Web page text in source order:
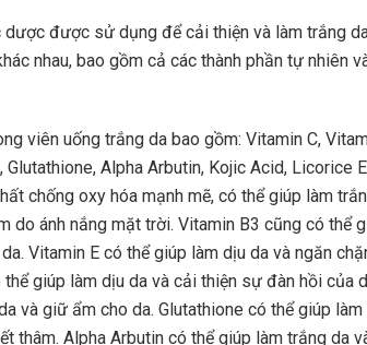
được sử dụng để cải thiện và làm trắng
nhau, bao gồm cả các thành phần tự nhiên
viên uống trắng da bao gồm: Vitamin C,
Alpha Arbutin, Kojic Acid, Licorice
chống oxy hóa mạnh mẽ, có thể giúp làm
do ánh nắng mặt trời. Vitamin B3 cũng có thể
Vitamin E có thể giúp làm dịu da và ngăn
giúp làm dịu da và cải thiện sự đàn hồi của
và giữ ẩm cho da. Glutathione có thể giúp
thâm. Alpha Arbutin có thể giúp làm trắng da